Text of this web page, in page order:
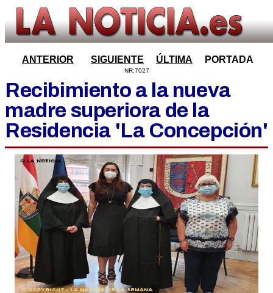
ANTERIOR SIGUIENTE ÚLTIMA PORTADA
NR:7027
Recibimiento a la nueva
madre superiora de la
Residencia 'La Concepción'